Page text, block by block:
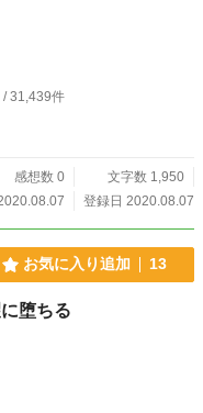
/ 31,439件
感想数 0
文字数 1,950
登録日 2020.08.07
お気に入り追加 13
堕ちる